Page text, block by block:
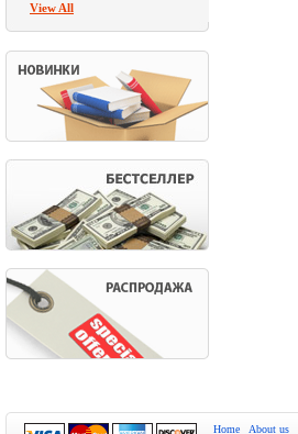
View All
Home About us